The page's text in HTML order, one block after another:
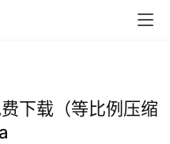
下载（等比例压缩